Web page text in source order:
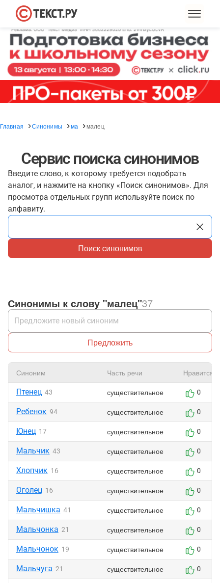
Главная Синонимы ма малец
Сервис поиска синонимов
Введите слово, к которому требуется подобрать
аналог, и нажмите на кнопку «Поиск синонимов». Для
просмотра отдельных групп используйте поиск по
алфавиту.
Поиск синонимов
Синонимы к слову "малец"37
Предложить
Синоним Часть речи Нравится
Птенец 43 существительное 0
Ребенок 94 существительное 0
Юнец 17 существительное 0
Мальчик 43 существительное 0
Хлопчик 16 существительное 0
Оголец 16 существительное 0
Мальчишка 41 существительное 0
Мальчонка 21 существительное 0
Мальчонок 19 существительное 0
Мальчуга 21 существительное 0